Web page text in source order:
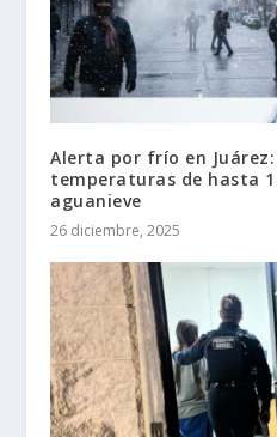
Alerta por frío en
temperaturas de hasta
aguanieve
26 diciembre, 2025